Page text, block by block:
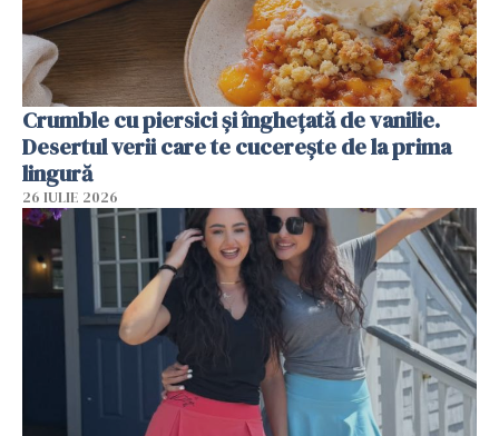
Crumble cu piersici și înghețată de vanilie.
Desertul verii care te cucerește de la prima
lingură
26 IULIE 2026